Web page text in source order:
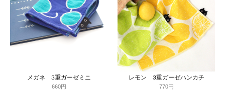
メガネ 3重ガーゼミニ
660円
レモン 3重ガーゼハンカチ
770円